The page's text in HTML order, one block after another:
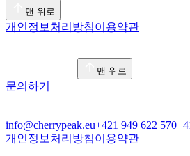
맨 위로
개인정보처리방침이용약관
맨 위로
문의하기
info@cherrypeak.eu+421 949 622 570
개인정보처리방침이용약관